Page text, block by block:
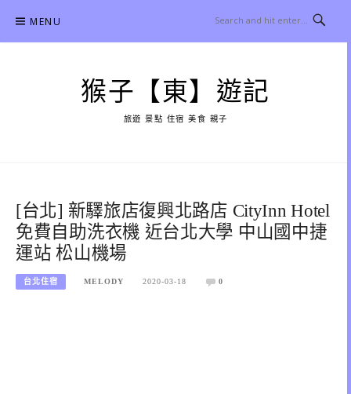
content
MENU
猴子【東】遊記
旅遊 景點 住宿 美食 親子
[台北] 新驛旅店復興北路店 CityInn Hotel
免費自助洗衣機 近台北大學 中山國中捷
運站 松山機場
台北住宿 MELODY 2020-03-18 0